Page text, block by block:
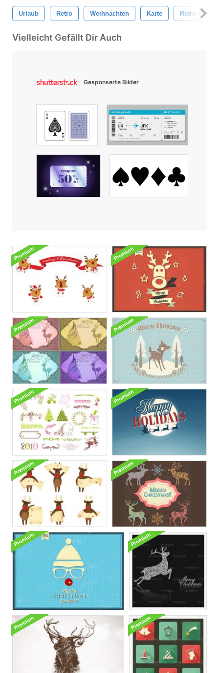
Urlaub Retro Weihnachten Karte Retro
Vielleicht Gefällt Dir Auch
Gesponserte Bilder